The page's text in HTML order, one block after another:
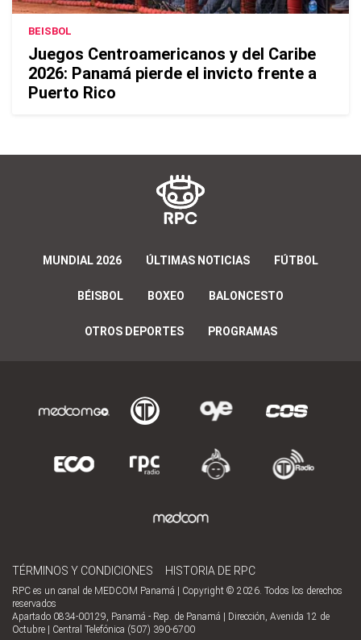
BEISBOL
Juegos Centroamericanos y del Caribe
2026: Panamá pierde el invicto frente a
Puerto Rico
MUNDIAL 2026 ÚLTIMAS NOTICIAS FÚTBOL
BÉISBOL BOXEO BALONCESTO
OTROS DEPORTES PROGRAMAS
TÉRMINOS Y CONDICIONES HISTORIA DE RPC
RPC es un canal de MEDCOM Panamá | Copyright © 2026. Todos los derechos
reservados
Apartado 0834-00129, Panamá - Rep. de Panamá | Dirección, Avenida 12 de
Octubre | Central Telefónica (507) 390-6700